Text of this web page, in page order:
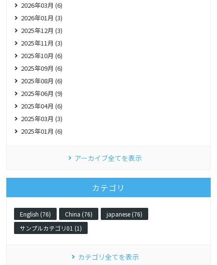
2026年03月 (6)
2026年01月 (3)
2025年12月 (3)
2025年11月 (3)
2025年10月 (6)
2025年09月 (6)
2025年08月 (6)
2025年06月 (9)
2025年04月 (6)
2025年03月 (3)
2025年01月 (6)
アーカイブ全てを表示
カテゴリ
English (76) China (76)
japanese (76)
サンプルカテゴリ01 (1)
カテゴリ全てを表示